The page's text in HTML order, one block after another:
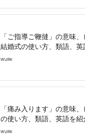
「ご指導ご鞭撻」の意味
結婚式の使い方、類語、英
WURK
「痛み入ります」の意味
の使い方、類語、英語を紹
WURK